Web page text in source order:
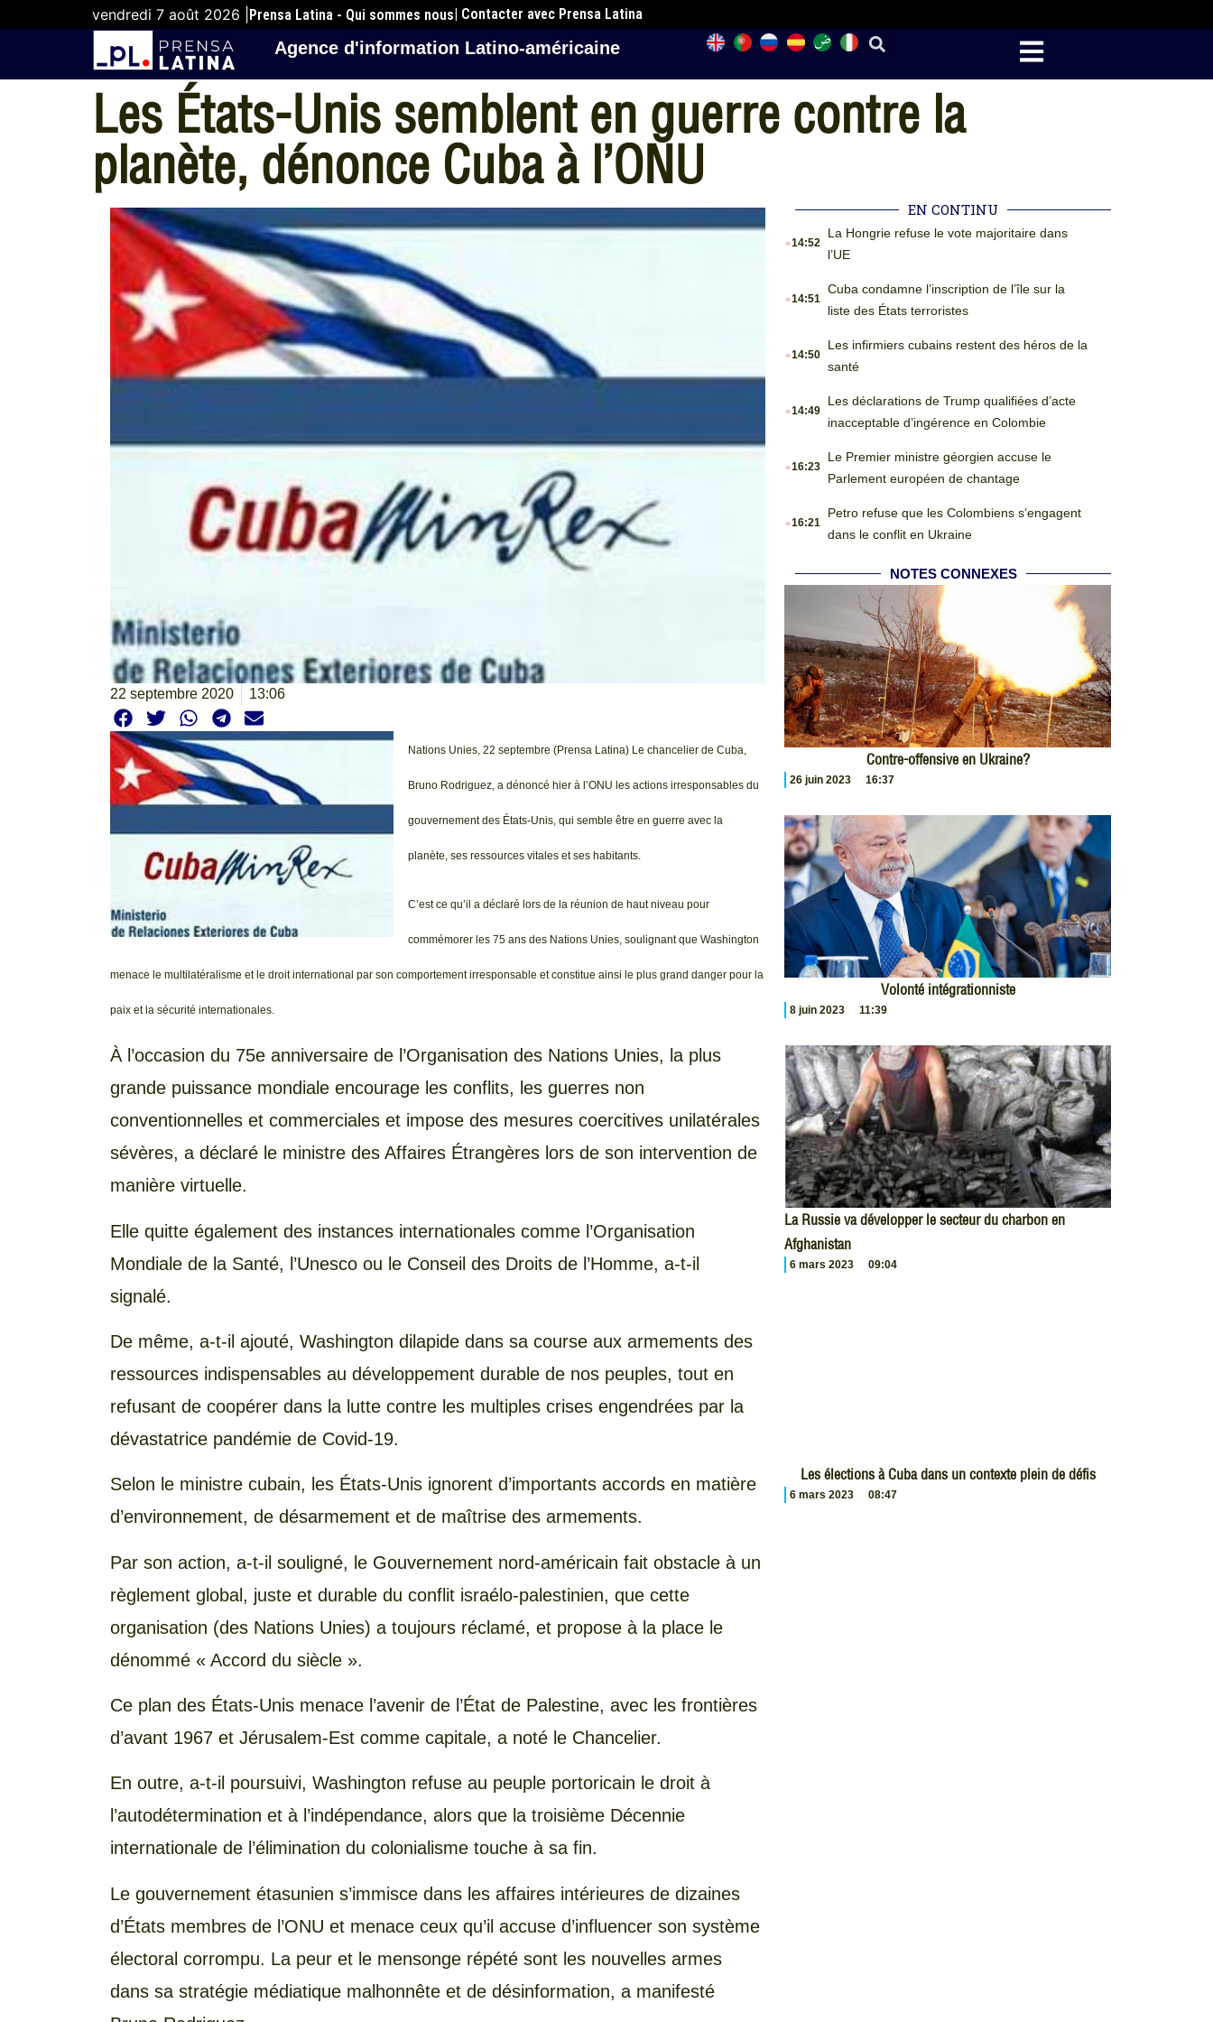
vendredi 7 août 2026 | Prensa Latina - Qui sommes nous| Contacter avec Prensa Latina
Agence d'information Latino-américaine
Les États-Unis semblent en guerre contre la
planète, dénonce Cuba à l’ONU
22 septembre 2020 13:06
Nations Unies, 22 septembre (Prensa Latina) Le chancelier de Cuba,
Bruno Rodriguez, a dénoncé hier à l’ONU les actions irresponsables du
gouvernement des États-Unis, qui semble être en guerre avec la
planète, ses ressources vitales et ses habitants.
C’est ce qu’il a déclaré lors de la réunion de haut niveau pour
commémorer les 75 ans des Nations Unies, soulignant que Washington
menace le multilatéralisme et le droit international par son comportement irresponsable et constitue ainsi le plus grand danger pour la
paix et la sécurité internationales.
À l’occasion du 75e anniversaire de l’Organisation des Nations Unies, la plus
grande puissance mondiale encourage les conflits, les guerres non
conventionnelles et commerciales et impose des mesures coercitives unilatérales
sévères, a déclaré le ministre des Affaires Étrangères lors de son intervention de
manière virtuelle.
Elle quitte également des instances internationales comme l’Organisation
Mondiale de la Santé, l’Unesco ou le Conseil des Droits de l’Homme, a-t-il
signalé.
De même, a-t-il ajouté, Washington dilapide dans sa course aux armements des
ressources indispensables au développement durable de nos peuples, tout en
refusant de coopérer dans la lutte contre les multiples crises engendrées par la
dévastatrice pandémie de Covid-19.
Selon le ministre cubain, les États-Unis ignorent d’importants accords en matière
d’environnement, de désarmement et de maîtrise des armements.
Par son action, a-t-il souligné, le Gouvernement nord-américain fait obstacle à un
règlement global, juste et durable du conflit israélo-palestinien, que cette
organisation (des Nations Unies) a toujours réclamé, et propose à la place le
dénommé « Accord du siècle ».
Ce plan des États-Unis menace l’avenir de l’État de Palestine, avec les frontières
d’avant 1967 et Jérusalem-Est comme capitale, a noté le Chancelier.
En outre, a-t-il poursuivi, Washington refuse au peuple portoricain le droit à
l’autodétermination et à l’indépendance, alors que la troisième Décennie
internationale de l’élimination du colonialisme touche à sa fin.
Le gouvernement étasunien s’immisce dans les affaires intérieures de dizaines
d’États membres de l’ONU et menace ceux qu’il accuse d’influencer son système
électoral corrompu. La peur et le mensonge répété sont les nouvelles armes
dans sa stratégie médiatique malhonnête et de désinformation, a manifesté
EN CONTINU
.14:52
La Hongrie refuse le vote majoritaire dans
l’UE
.14:51
Cuba condamne l’inscription de l’île sur la
liste des États terroristes
.14:50
Les infirmiers cubains restent des héros de la
santé
.14:49
Les déclarations de Trump qualifiées d’acte
inacceptable d’ingérence en Colombie
.16:23
Le Premier ministre géorgien accuse le
Parlement européen de chantage
.16:21
Petro refuse que les Colombiens s’engagent
dans le conflit en Ukraine
NOTES CONNEXES
Contre-offensive en Ukraine?
26 juin 2023 16:37
Volonté intégrationniste
8 juin 2023 11:39
La Russie va développer le secteur du charbon en
Afghanistan
6 mars 2023 09:04
Les élections à Cuba dans un contexte plein de défis
6 mars 2023 08:47